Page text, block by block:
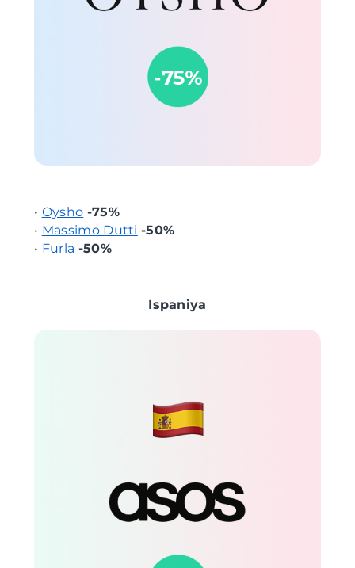
• Oysho -75%
• Massimo Dutti -50%
• Furla -50%
Ispaniya